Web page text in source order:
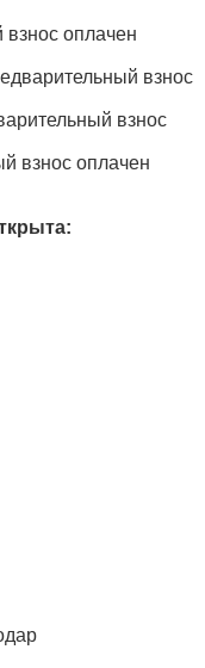
взнос оплачен
взнос
взнос
взнос оплачен